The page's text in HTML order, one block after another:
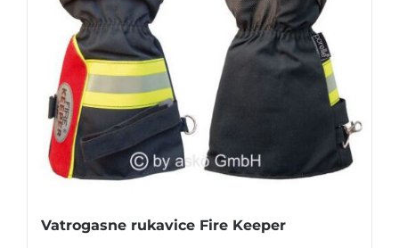
Vatrogasne rukavice Fire Keeper